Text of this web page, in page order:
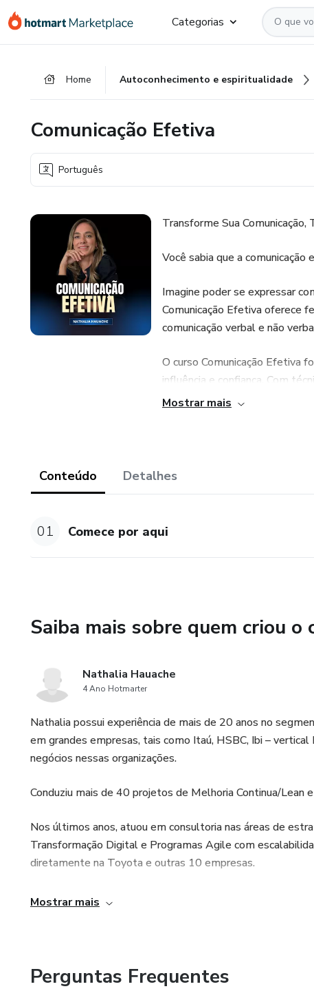
para
para
para
Categorias
Home Autoconhecimento e espiritualidade
Comunicação Efetiva
Português
Transforme Sua Comunicação,
Você sabia que a
Imagine poder se expressar
Comunicação Efetiva oferece
comunicação verbal e não
O curso Comunicação Efetiva
influência e confiança. Com
para impressionar em
Mostrar mais
Conteúdo Detalhes
01 Comece por aqui
Saiba mais sobre quem criou o
Nathalia Hauache
4 Ano Hotmarter
Nathalia possui experiência de mais de 20 anos no
em grandes empresas, tais como Itaú, HSBC, Ibi –
negócios nessas organizações.
Conduziu mais de 40 projetos de Melhoria Continua/
Nos últimos anos, atuou em consultoria nas áreas de
Transformação Digital e Programas Agile com
diretamente na Toyota e outras 10 empresas.
Mostrar mais
Perguntas Frequentes